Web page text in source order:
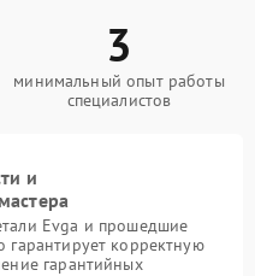
3
минимальный опыт работы
специалистов
и
Evga и прошедшие
гарантирует корректную
гарантийных